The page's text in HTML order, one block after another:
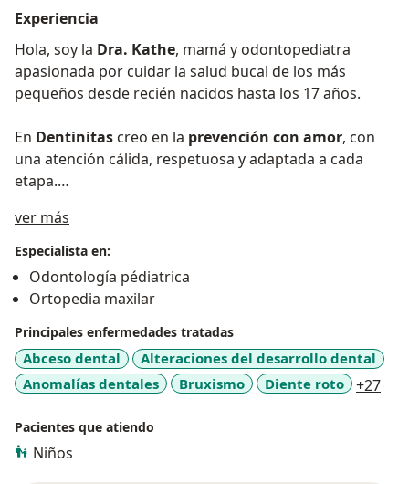
Experiencia
Hola, soy la Dra. Kathe, mamá y odontopediatra
apasionada por cuidar la salud bucal de los más
pequeños desde recién nacidos hasta los 17 años.
En Dentinitas creo en la prevención con amor, con
una atención cálida, respetuosa y adaptada a cada
etapa.
Me encanta acompañar a los papitos con paciencia,
resolviendo dudas y
positivay libre de miedo para los niños.
ver más
Especialista en:
Odontología pédiatrica
Ortopedia maxilar
Principales enfermedades tratadas
Abceso dental
Alteraciones del desarrollo dental
Anomalías dentales
Bruxismo Diente roto +27
Pacientes que atiendo
Niños